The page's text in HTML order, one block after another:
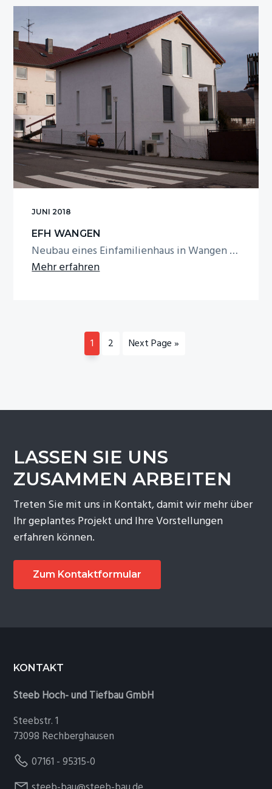
MFH
JUNI 2018
EFH WANGEN
Neubau eines Einfamilienhaus in Wangen …
Mehr erfahrenInfos
Wangen
Go
to
1
Go
2
Go
Next Page »
LASSEN SIE UNS
ZUSAMMEN ARBEITEN
Treten Sie mit uns in Kontakt, damit wir mehr über
Ihr geplantes Projekt und Ihre Vorstellungen
erfahren können.
Zum Kontaktformular
Footer
KONTAKT
Steeb Hoch- und Tiefbau GmbH
Steebstr. 1
73098 Rechberghausen
07161 - 95315-0